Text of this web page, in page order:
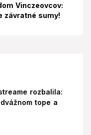
Vinczeovcov:
závratné sumy!
rozbalila:
tope a